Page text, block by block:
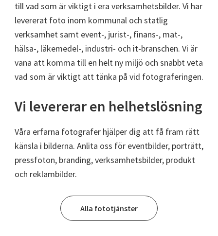
till vad som är viktigt i era verksamhetsbilder. Vi har
levererat foto inom kommunal och statlig
verksamhet samt event-, jurist-, finans-, mat-,
hälsa-, läkemedel-, industri- och it-branschen. Vi är
vana att komma till en helt ny miljö och snabbt veta
vad som är viktigt att tänka på vid fotograferingen.
Vi levererar en helhetslösning
Våra erfarna fotografer hjälper dig att få fram rätt
känsla i bilderna. Anlita oss för eventbilder, porträtt,
pressfoton, branding, verksamhetsbilder, produkt
och reklambilder.
Alla fototjänster